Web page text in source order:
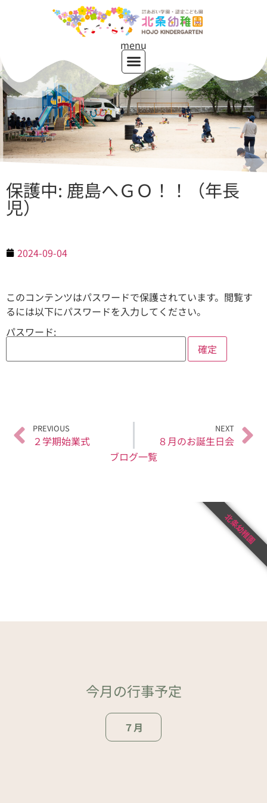
menu
保護中: 鹿島へＧＯ！！（年長
児）
2024-09-04
このコンテンツはパスワードで保護されています。閲覧す
るには以下にパスワードを入力してください。
パスワード:
PREVIOUS
２学期始業式
NEXT
８月のお誕生日会
ブログ一覧
今月の行事予定
７月
北条幼稚園